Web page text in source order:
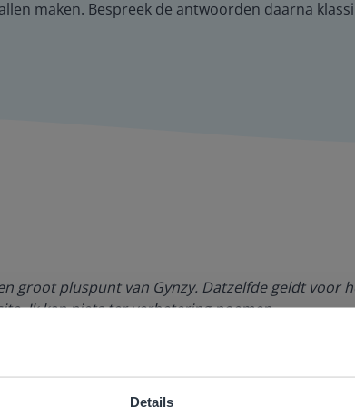
Details
maken. Bespreek de antwoorden daarna
groot pluspunt van Gynzy. Datzelfde geldt voor
Ik kan niets ter verbetering noemen.